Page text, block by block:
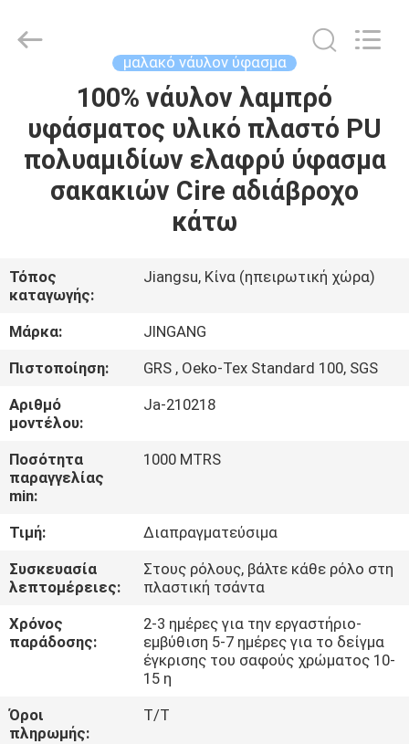
ΠΡΟΪΌΝΤΑ
ΓΎΡΟΣ
ΕΡΓΟΣΤΑΣΊΩΝ
ΠΟΙΟΤΙΚΌΣ
ΈΛΕΓΧΟΣ
ΜΑΣ
ΣΕ
ΕΠΑΦΉ
ΠΕΡΙΠΤΏΣΕΙΣ
Textile
Co.,Ltd.
μαλακό νάυλον ύφασμα
100% νάυλον λαμπρό
υφάσματος υλικό πλαστό PU
πολυαμιδίων ελαφρύ ύφασμα
σακακιών Cire αδιάβροχο
κάτω
Τόπος
καταγωγής:
Jiangsu, Κίνα (ηπειρωτική χώρα)
Μάρκα:
JINGANG
Πιστοποίηση:
GRS , Oeko-Tex Standard 100, SGS
Αριθμό
μοντέλου:
Ja-210218
Ποσότητα
παραγγελίας
min:
1000 MTRS
Τιμή:
Διαπραγματεύσιμα
Συσκευασία
λεπτομέρειες:
Στους ρόλους, βάλτε κάθε ρόλο στη
πλαστική τσάντα
Χρόνος
παράδοσης:
2-3 ημέρες για την εργαστήριο-
εμβύθιση 5-7 ημέρες για το δείγμα
έγκρισης του σαφούς χρώματος 10-
15 η
Όροι
πληρωμής:
T/T